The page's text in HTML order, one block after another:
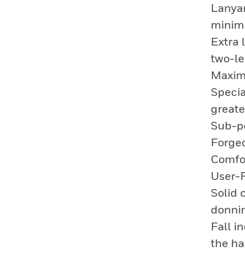
Extra
two-
Sub-
User-
Solid
Fall
the